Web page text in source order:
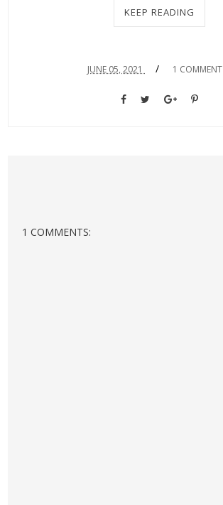
KEEP READING
JUNE 05, 2021 / 1 COMMENT
1 COMMENTS: